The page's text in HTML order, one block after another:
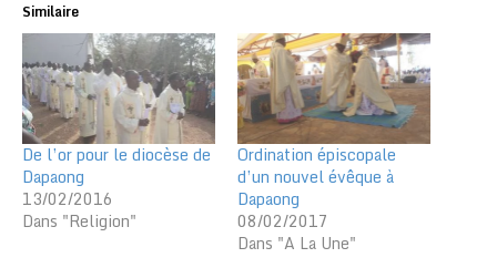
Similaire
De l’or pour le diocèse de
Dapaong
13/02/2016
Dans "Religion"
Ordination épiscopale
d’un nouvel évêque à
Dapaong
08/02/2017
Dans "A La Une"